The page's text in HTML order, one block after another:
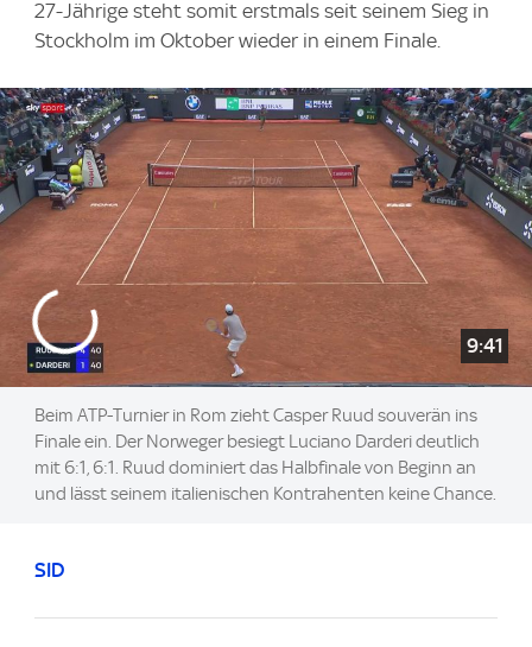
27-Jährige steht somit erstmals seit seinem Sieg in
Stockholm im Oktober wieder in einem Finale.
9:41
Beim ATP-Turnier in Rom zieht Casper Ruud souverän ins
Finale ein. Der Norweger besiegt Luciano Darderi deutlich
mit 6:1, 6:1. Ruud dominiert das Halbfinale von Beginn an
und lässt seinem italienischen Kontrahenten keine Chance.
SID